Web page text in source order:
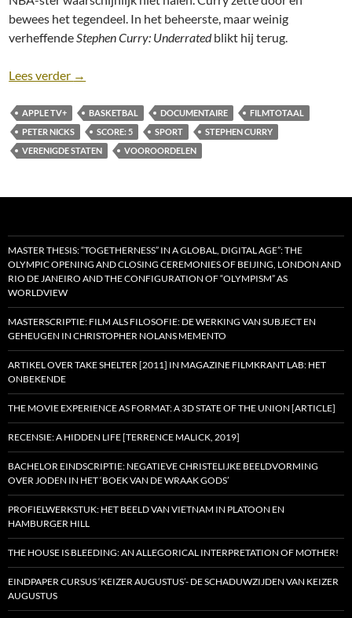
bewees het tegendeel. In het beheerste, maar weinig
verheffendeStephen Curry: Underratedblikt hij terug.
Lees verder Recensie: Stephen Curry: Underrated [Apple TV+;
→
APPLE TV+ BASKETBAL DOCUMENTAIRE
FILMTOTAAL
PETER NICKS
SCORE: 5 SPORT
STEPHEN CURRY
VERENIGDE STATEN
VOOROORDELEN
MASTER THESIS: “TOGETHERNESS” IN A GLOBAL, DIGITAL AGE”: THE
OLYMPIC OPENING AND CLOSING CEREMONIES OF BEIJING, LONDON AND
RIO DE JANEIRO AND THE CONFIGURATION OF “OLYMPISM” AS
WORLDVIEW
MASTERSCRIPTIE: FILM ALS FILOSOFIE: DE WERKING VAN SUBJECT EN
GEHEUGEN IN CHRISTOPHER NOLANS MEMENTO
ARTIKEL OVER TAKE SHELTER [2011] IN MAGAZINE FILMKRANT LAB: HET
ONBEKENDE
THE MOVIE EXPERIENCE AS FORMAT: A 3D STATE OF THE UNION [ARTICLE]
RECENSIE: A HIDDEN LIFE [TERRENCE MALICK, 2019]
BACHELOR EINDSCRIPTIE: NEGATIEVE CHRISTELIJKE BEELDVORMING
OVER JODEN IN HET ‘BOEK VAN DE WRAAK GODS’
PROFIELWERKSTUK: HET BEELD VAN VIETNAM IN PLATOON EN
HAMBURGER HILL
THE HOUSE IS BLEEDING: AN ALLEGORICAL INTERPRETATION OF MOTHER!
EINDPAPER CURSUS ‘KEIZER AUGUSTUS’- DE SCHADUWZIJDEN VAN KEIZER
AUGUSTUS